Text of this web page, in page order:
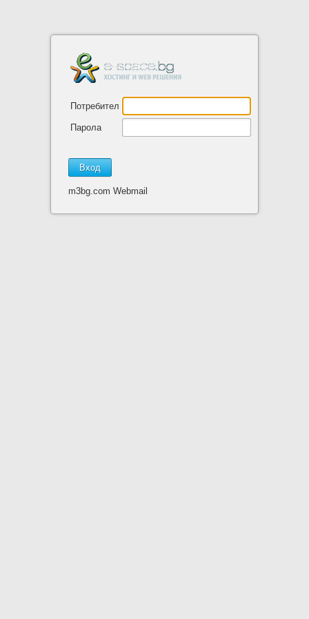
Потребител
Парола
m3bg.com Webmail